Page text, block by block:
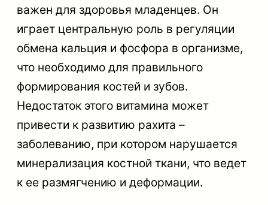
важен для здоровья младенцев. Он
играет центральную роль в регуляции
обмена кальция и фосфора в организме,
что необходимо для правильного
формирования костей и зубов.
Недостаток этого витамина может
привести к развитию рахита –
заболеванию, при котором нарушается
минерализация костной ткани, что ведет
к ее размягчению и деформации.